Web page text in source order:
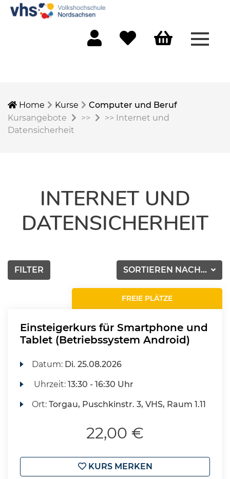
Home Kurse
Computer und Beruf
Kursangebote
>> >> Internet und
Datensicherheit
INTERNET UND
DATENSICHERHEIT
SORTIEREN NACH...
FILTER
FREIE PLÄTZE
Einsteigerkurs für Smartphone und
Tablet (Betriebssystem Android)
Datum: Di. 25.08.2026
Uhrzeit:13:30 - 16:30 Uhr
Ort:Torgau, Puschkinstr. 3, VHS, Raum 1.11
22,00 €
KURS MERKEN